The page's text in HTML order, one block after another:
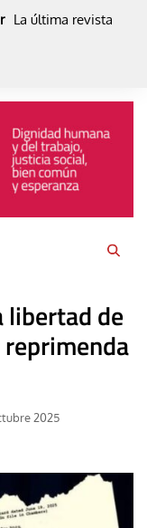
La última revista
libertad de
2025